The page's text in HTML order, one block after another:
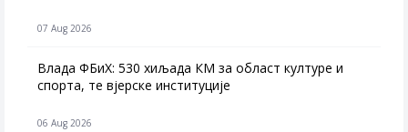
07 Aug 2026
Влада ФБиХ: 530 хиљада КМ за област културе и
спорта, те вјерске институције
06 Aug 2026